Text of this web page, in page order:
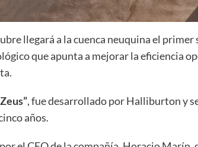
llegará a la cuenca neuquina el
que apunta a mejorar la eficiencia
, fue desarrollado por Halliburton y
años.